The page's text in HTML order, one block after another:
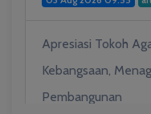
Apresiasi Tokoh
Kebangsaan,
Pembangunan